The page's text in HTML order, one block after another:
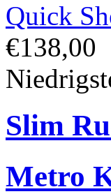
Quick
€138,00
Slim
Metro